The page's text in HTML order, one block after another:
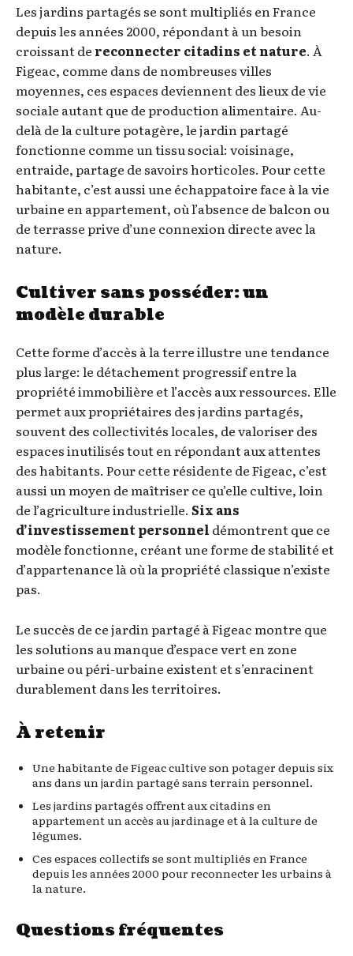
Les jardins partagés se sont multipliés en France
depuis les années 2000, répondant à un besoin
croissant de reconnecter citadins et nature. À
Figeac, comme dans de nombreuses villes
moyennes, ces espaces deviennent des lieux de vie
sociale autant que de production alimentaire. Au-
delà de la culture potagère, le jardin partagé
fonctionne comme un tissu social: voisinage,
entraide, partage de savoirs horticoles. Pour cette
habitante, c’est aussi une échappatoire face à la vie
urbaine en appartement, où l’absence de balcon ou
de terrasse prive d’une connexion directe avec la
nature.
Cultiver sans posséder: un
modèle durable
Cette forme d’accès à la terre illustre une tendance
plus large: le détachement progressif entre la
propriété immobilière et l’accès aux ressources. Elle
permet aux propriétaires des jardins partagés,
souvent des collectivités locales, de valoriser des
espaces inutilisés tout en répondant aux attentes
des habitants. Pour cette résidente de Figeac, c’est
aussi un moyen de maîtriser ce qu’elle cultive, loin
de l’agriculture industrielle. Six ans
d’investissement personnel démontrent que ce
modèle fonctionne, créant une forme de stabilité et
d’appartenance là où la propriété classique n’existe
pas.
Le succès de ce jardin partagé à Figeac montre que
les solutions au manque d’espace vert en zone
urbaine ou péri-urbaine existent et s’enracinent
durablement dans les territoires.
À retenir
Une habitante de Figeac cultive son potager depuis six
ans dans un jardin partagé sans terrain personnel.
Les jardins partagés offrent aux citadins en
appartement un accès au jardinage et à la culture de
légumes.
Ces espaces collectifs se sont multipliés en France
depuis les années 2000 pour reconnecter les urbains à
la nature.
Questions fréquentes